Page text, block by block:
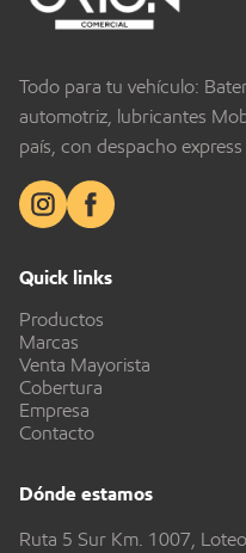
Todo para tu vehículo:
automotriz, lubricantes
país, con despacho
Quick links
Productos
Marcas
Venta Mayorista
Cobertura
Empresa
Contacto
Dónde estamos
Ruta 5 Sur Km. 1007,